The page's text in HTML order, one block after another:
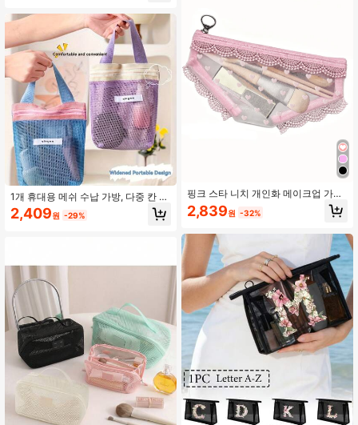
1개 휴대용 메쉬 수납 가방, 다중 칸 디
자인, 투명 뷰, 화장품 수납에 적합, 가
볍고 실용적, 여행 필수품, 학생용, 안
2,409원 -29%
핑크 스타 니치 개인화 메이크업 가방,
독특한 모양의 수납 가방, 휴대용 메쉬
화장품 & 문구 정리함 - 쿨 걸 필수 메
이크업 가방, 여행, 메이크업 가방, 휴
가 필수품, 선크림 가방, 비치 가방
2,839원 -32%